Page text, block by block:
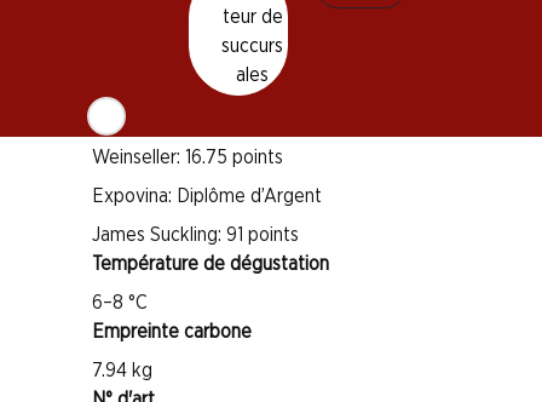
teur de
succurs
ales
1 an après l'achat
Distinctions
Weinseller: 16.75 points
Expovina: Diplôme d’Argent
James Suckling: 91 points
Température de dégustation
6–8 °C
Empreinte carbone
7.94 kg